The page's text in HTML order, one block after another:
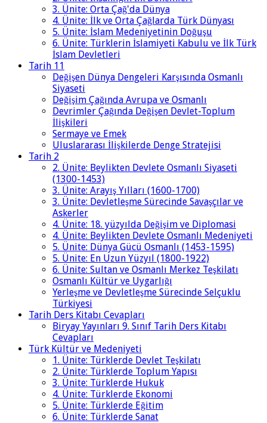
3. Ünite: Orta Çağ'da Dünya
4. Ünite: İlk ve Orta Çağlarda Türk Dünyası
5. Ünite: İslam Medeniyetinin Doğuşu
6. Ünite: Türklerin İslamiyeti Kabulu ve İlk Türk
İslam Devletleri
Tarih 11
Değişen Dünya Dengeleri Karşısında Osmanlı
Siyaseti
Değişim Çağında Avrupa ve Osmanlı
Devrimler Çağında Değişen Devlet-Toplum
İlişkileri
Sermaye ve Emek
Uluslararası İlişkilerde Denge Stratejisi
Tarih 2
2. Ünite: Beylikten Devlete Osmanlı Siyaseti
(1300-1453)
3. Ünite: Arayış Yılları (1600-1700)
3. Ünite: Devletleşme Sürecinde Savaşçılar ve
Askerler
4. Ünite: 18. yüzyılda Değişim ve Diplomasi
4. Ünite: Beylikten Devlete Osmanlı Medeniyeti
5. Ünite: Dünya Gücü Osmanlı (1453-1595)
5. Ünite: En Uzun Yüzyıl (1800-1922)
6. Ünite: Sultan ve Osmanlı Merkez Teşkilatı
Osmanlı Kültür ve Uygarlığı
Yerleşme ve Devletleşme Sürecinde Selçuklu
Türkiyesi
Tarih Ders Kitabı Cevapları
Biryay Yayınları 9. Sınıf Tarih Ders Kitabı
Cevapları
Türk Kültür ve Medeniyeti
1. Ünite: Türklerde Devlet Teşkilatı
2. Ünite: Türklerde Toplum Yapısı
3. Ünite: Türklerde Hukuk
4. Ünite: Türklerde Ekonomi
5. Ünite: Türklerde Eğitim
6. Ünite: Türklerde Sanat